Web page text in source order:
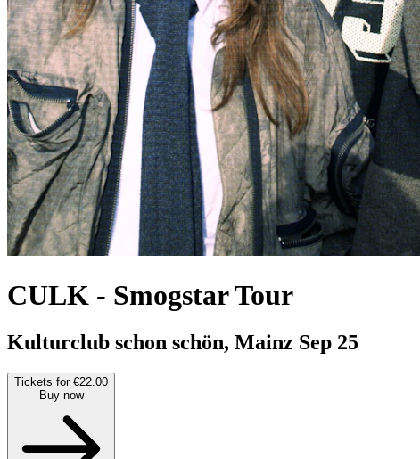
CULK - Smogstar Tour
Kulturclub schon schön, Mainz Sep 25
Tickets for €22.00
Buy now